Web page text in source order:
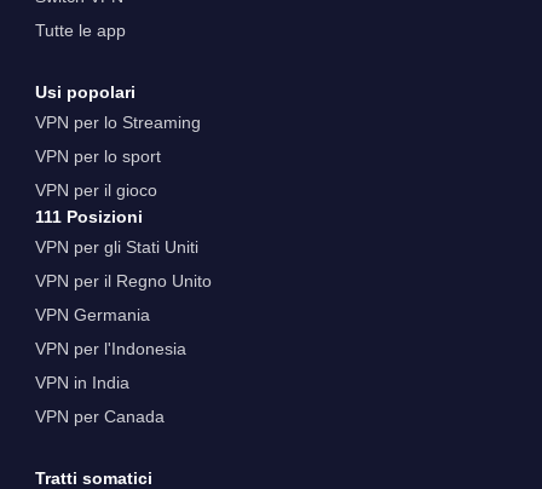
Tutte le app
Usi popolari
VPN per lo Streaming
VPN per lo sport
VPN per il gioco
111 Posizioni
VPN per gli Stati Uniti
VPN per il Regno Unito
VPN Germania
VPN per l'Indonesia
VPN in India
VPN per Canada
Tratti somatici